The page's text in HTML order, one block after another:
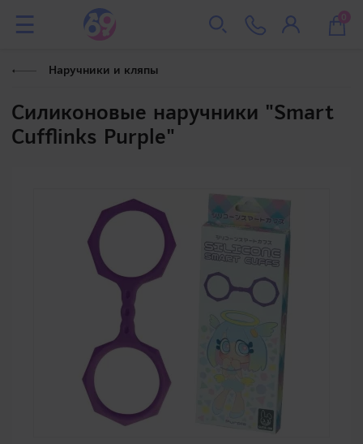
0
Наручники и кляпы
Силиконовые наручники "Smart
Cufflinks Purple"